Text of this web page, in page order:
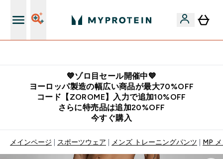
💙ゾロ目セール開催中💙
ヨーロッパ製造の幅広い商品が最大70%OFF
コード【ZOROME】入力で追加10%OFF
さらに特売品は追加20%OFF
今すぐ購入
メインページ スポーツウェア メンズ トレーニングパンツ MP